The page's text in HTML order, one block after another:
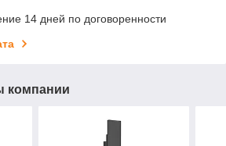
14 дней по договоренности
компании